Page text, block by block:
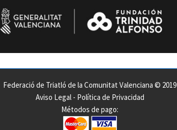
Federació de Triatló de la Comunitat Valenciana © 2019
Aviso Legal- Política de Privacidad
Métodos de pago: